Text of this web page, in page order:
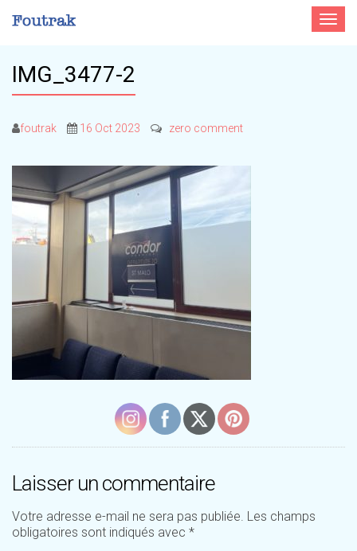
Toggle
IMG_3477-2
foutrak 16 Oct 2023 zero comment
Laisser un commentaire
Votre adresse e-mail ne sera pas publiée. Les champs
obligatoires sont indiqués avec *